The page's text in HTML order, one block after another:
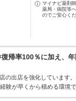
マイナビ薬剤
薬局・病院等
のでご安心くだ
帰率100％に加え、
の出店を強化しています
験が早くから積める環境